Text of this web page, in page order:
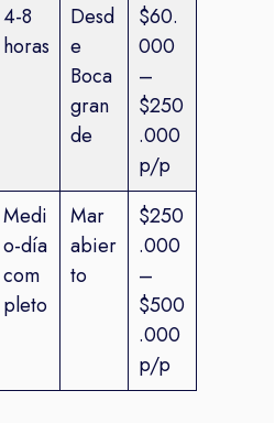
4-8
horas
Desd
e
Boca
gran
de
$60.
000
–
$250
.000
p/p
Medi
o-día
com
pleto
Mar
abier
to
$250
.000
–
$500
.000
p/p